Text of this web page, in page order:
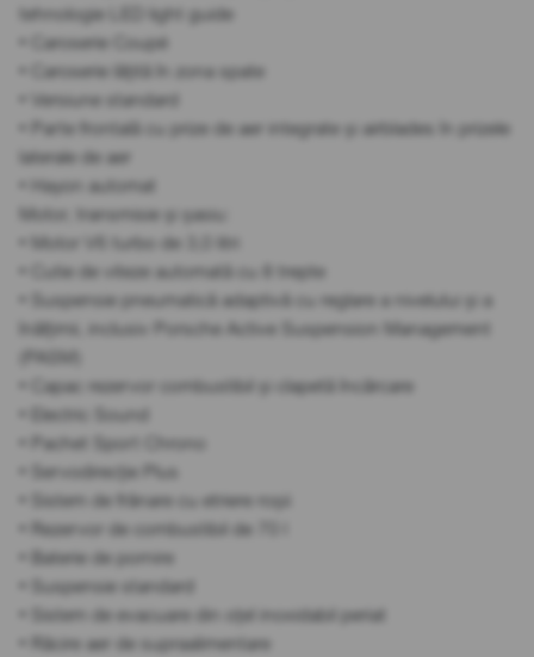
tehnologie LED light guide
• Caroserie Coupé
• Caroserie lățită în zona spate
• Versiune standard
• Parte frontală cu prize de aer integrate și airblades în prizele
laterale de aer
• Hayon automat
Motor, transmisie și șasiu:
• Motor V6 turbo de 3,0 litri
• Cutie de viteze automată cu 8 trepte
• Suspensie pneumatică adaptivă cu reglare a nivelului și a
înălțimii, inclusiv Porsche Active Suspension Management
(PASM)
• Capac rezervor combustibil și clapetă încărcare
• Electric Sound
• Pachet Sport Chrono
• Servodirecție Plus
• Sistem de frânare cu etriere roșii
• Rezervor de combustibil de 70 l
• Baterie de pornire
• Suspensie standard
• Sistem de evacuare din oțel inoxidabil periat
• Răcire aer de supraalimentare